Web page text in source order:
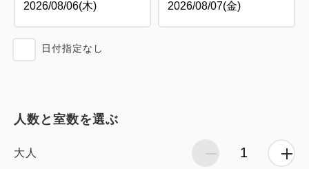
日付指定なし
人数と室数を選ぶ
大人